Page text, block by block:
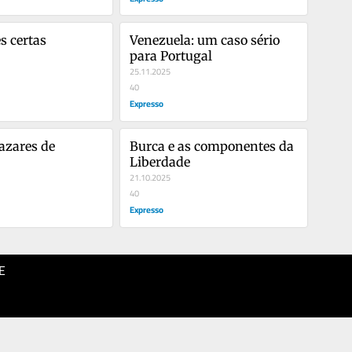
passada
certas
Venezuela: um caso sério
para Portugal
25.11.2025
40
Expresso
de
Burca e as componentes da
Liberdade
21.10.2025
40
Expresso